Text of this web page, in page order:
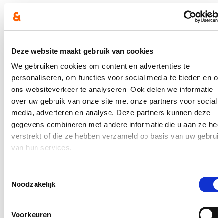
Deze website maakt gebruik van cookies
We gebruiken cookies om content en advertenties te
personaliseren, om functies voor social media te bieden en
ons websiteverkeer te analyseren. Ook delen we informatie
over uw gebruik van onze site met onze partners voor social
media, adverteren en analyse. Deze partners kunnen deze
gegevens combineren met andere informatie die u aan ze
verstrekt of die ze hebben verzameld op basis van uw
van hun services.
Noodzakelijk
Voorkeuren
Lees meer
richtlijnen voor een veilige heropening
13/05/20
Vanaf maandag 18 mei mogen openbare markten zich opnieuw
opstellen. De Nationale Veiligheidsraad heeft wel een aantal
beperkingen opgelegd, zo worden maximum 50 kramen
toegelaten. De eindbeslissing om te openen ligt wel bij de lokale
besturen. Om de opening veilig te laten verlopen, heeft Vlaams
minister van Economie Hilde Crevits in overleg met de lokale
besturen en VLAIO nog een aantal richtlijnen opgesteld zodat
de lokale besturen en marktkramers de nodige maatregelen
kunnen nemen. Deze zijn vanaf vandaag terug te vinden via de
Lees meer